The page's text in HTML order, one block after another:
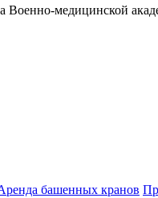
Военно-медицинской
башенных кранов